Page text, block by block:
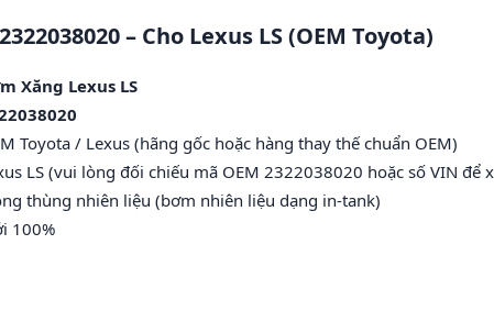
– Cho Lexus LS (OEM Toyota)
Xăng Lexus LS
Toyota / Lexus (hãng gốc hoặc hàng thay thế chuẩn OEM)
LS (vui lòng đối chiếu mã OEM 2322038020 hoặc số VIN để
thùng nhiên liệu (bơm nhiên liệu dạng in-tank)
100%